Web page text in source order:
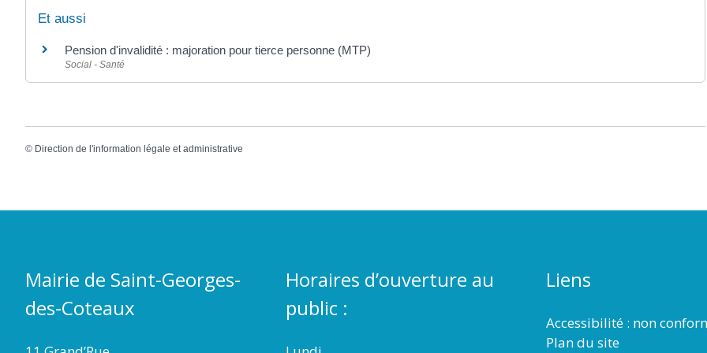
Et aussi
Pension d'invalidité : majoration pour tierce personne (MTP)
Social - Santé
© Direction de l'information légale et administrative
Mairie de Saint-Georges-
des-Coteaux
Horaires d’ouverture au
public :
Liens
Accessibilité : non
Plan du site